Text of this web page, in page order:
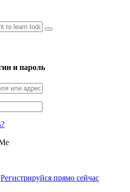
и пароль
Регистрируйся прямо сейчас